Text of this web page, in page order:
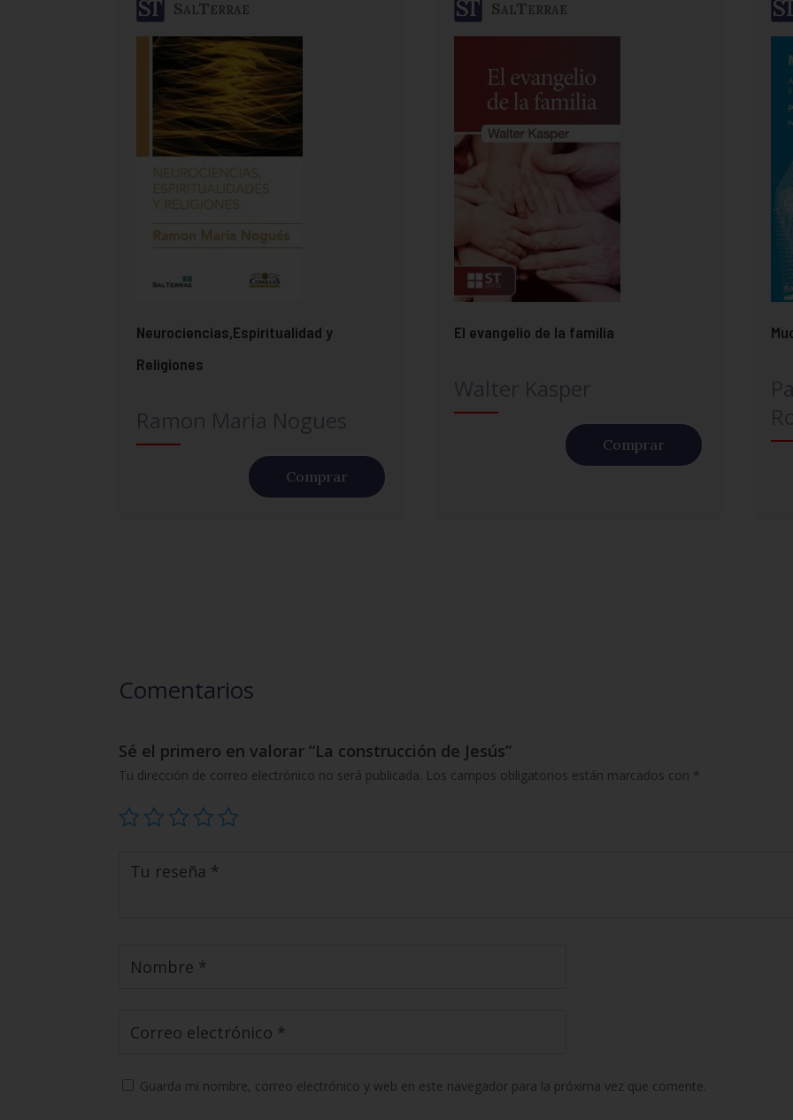
SalTerrae
Neurociencias,Espiritualidad y
Religiones
Comprar
SalTerrae
El evangelio de la familia
Comprar
Comentarios
Sé el primero en valorar “La construcción de Jesús”
Tu dirección de correo electrónico no será publicada. Los campos obligatorios están marcados con *
Guarda mi nombre, correo electrónico y web en este navegador para la próxima vez que comente.